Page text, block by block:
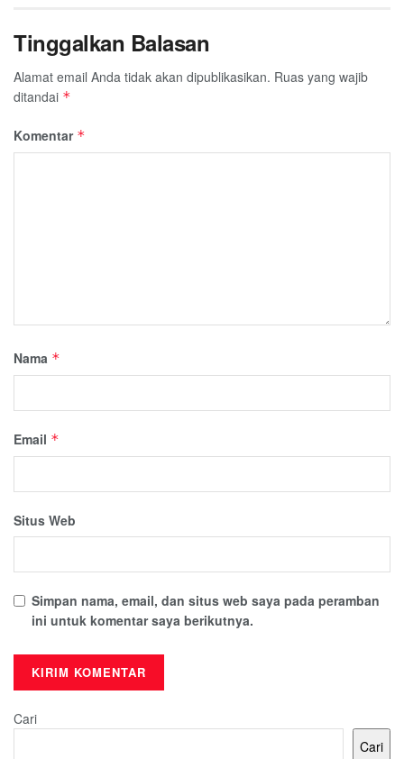
Tinggalkan Balasan
Alamat email Anda tidak akan dipublikasikan. Ruas yang wajib
ditandai *
Komentar *
Nama *
Email *
Situs Web
Simpan nama, email, dan situs web saya pada peramban
ini untuk komentar saya berikutnya.
Cari
Cari